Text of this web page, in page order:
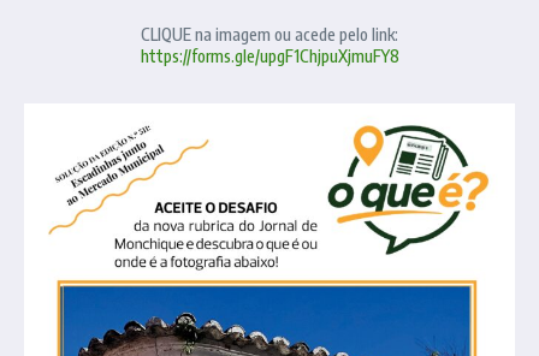
CLIQUE na imagem ou acede pelo link:
https://forms.gle/upgF1ChjpuXjmuFY8